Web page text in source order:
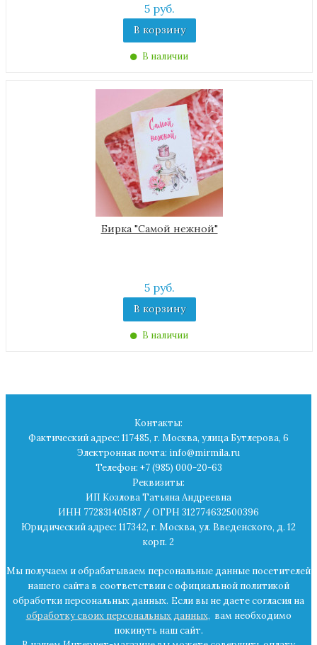
5 руб.
В корзину
В наличии
Бирка "Самой нежной"
5 руб.
В корзину
В наличии
Контакты:
Фактический адрес: 117485, г. Москва, улица Бутлерова, 6
Электронная почта: info@mirmila.ru
Телефон: +7 (985) 000-20-63
Реквизиты:
ИП Козлова Татьяна Андреевна
ИНН 772831405187 / ОГРН 312774632500396
Юридический адрес: 117342, г. Москва, ул. Введенского, д. 12
корп. 2
Мы получаем и обрабатываем персональные данные посетителей
нашего сайта в соответствии с официальной политикой
обработки персональных данных. Если вы не даете согласия на
обработку своих персональных данных, вам необходимо
покинуть наш сайт.